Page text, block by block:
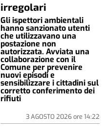
irregolari
Gli ispettori ambientali
hanno sanzionato utenti
che utilizzavano una
postazione non
autorizzata. Avviata una
collaborazione con il
Comune per prevenire
nuovi episodi e
sensibilizzare i cittadini sul
corretto conferimento dei
rifiuti
3 AGOSTO 2026ore 14:22